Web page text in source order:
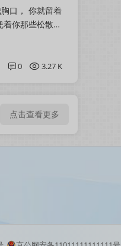
口， 你就留着
你那些松散的
0 3.27 K
点击查看更多